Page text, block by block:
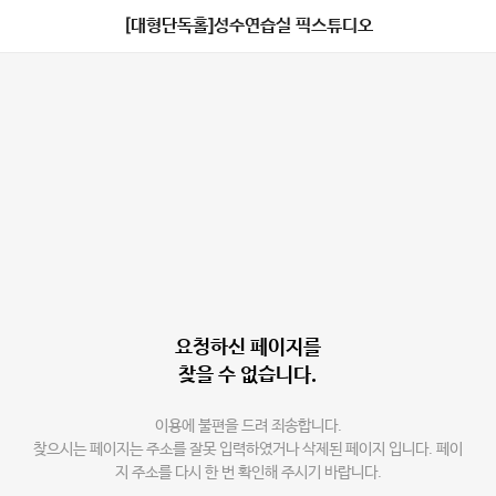
[대형단독홀]성수연습실 픽스튜디오
요청하신 페이지를
찾을 수 없습니다.
이용에 불편을 드려 죄송합니다.
찾으시는 페이지는 주소를 잘못 입력하였거나 삭제된 페이지 입니다. 페이
지 주소를 다시 한 번 확인해 주시기 바랍니다.